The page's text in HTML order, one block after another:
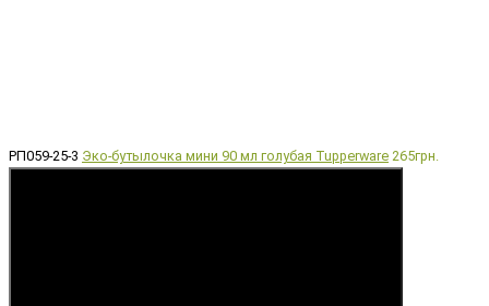
РП059-25-3 Эко-бутылочка мини 90 мл голубая Tupperware 265грн.